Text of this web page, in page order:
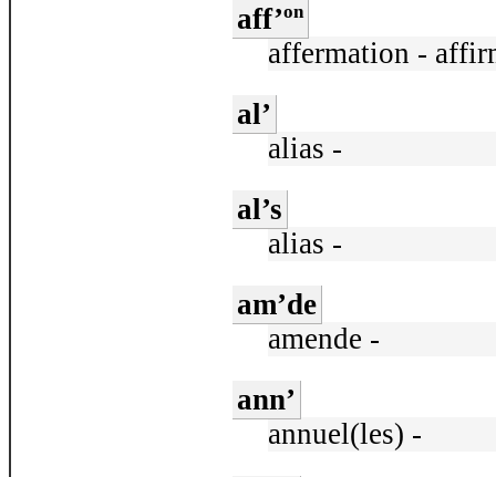
aff’on
affermation -
al’
alias -
al’s
alias -
am’de
amende -
ann’
annuel(les) -